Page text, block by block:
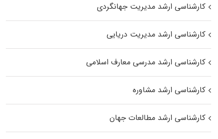
کارشناسی ارشد مدیریت جهانگردی
کارشناسی ارشد مدیریت دریایی
کارشناسی ارشد مدرسی معارف اسلامی
کارشناسی ارشد مشاوره
کارشناسی ارشد مطالعات جهان